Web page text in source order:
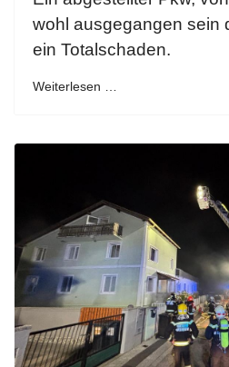
wohl ausgegangen sein
ein Totalschaden.
Weiterlesen …